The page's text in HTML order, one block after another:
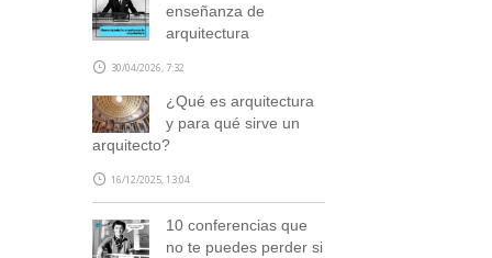
enseñanza de
arquitectura
30/04/2026, 7:32
¿Qué es arquitectura
y para qué sirve un
arquitecto?
16/12/2025, 13:04
10 conferencias que
no te puedes perder si